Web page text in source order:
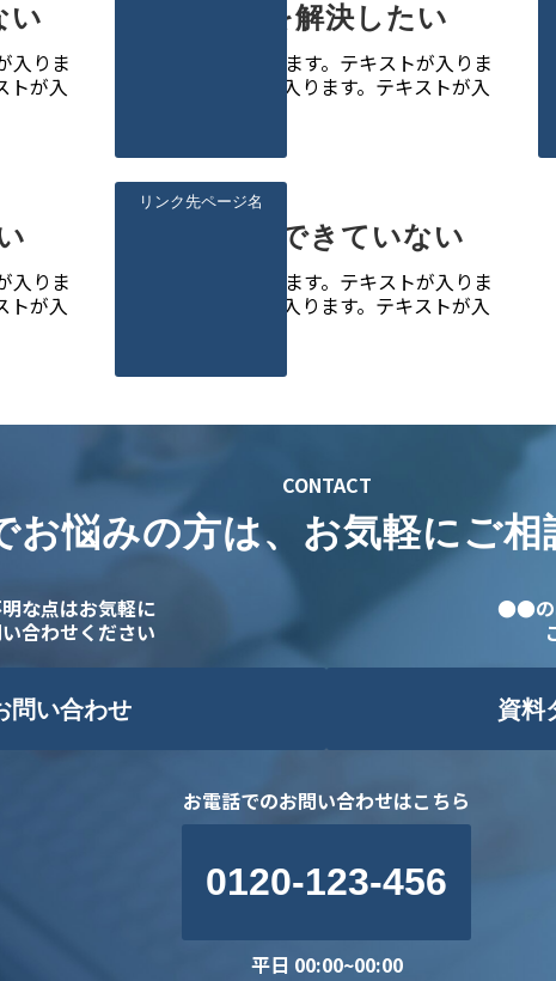
い
入りま
トが入
〇〇を解決したい
テキストが入ります。テキストが入りま
す。テキストが入ります。テキストが入
入りま
トが入
〇〇ができていない
テキストが入ります。テキストが入りま
す。テキストが入ります。テキストが入
リンク先ページ名
CONTACT
お悩みの方は、お気軽にご相
な点はお気軽に
合わせください
問い合わせ
●●の
資料
お電話でのお問い合わせはこちら
0120-123-456
平日 00:00~00:00